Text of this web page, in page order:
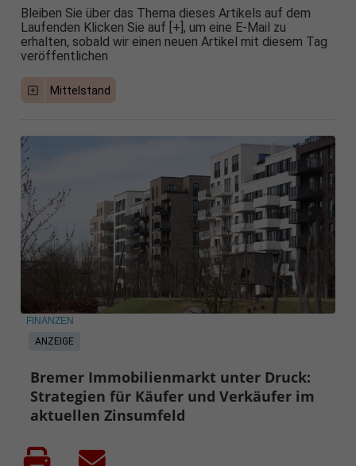
Bleiben Sie über das Thema dieses Artikels auf dem
Laufenden Klicken Sie auf [+], um eine E-Mail zu
erhalten, sobald wir einen neuen Artikel mit diesem Tag
veröffentlichen
Mittelstand
ANZEIGE
FINANZEN
Bremer Immobilienmarkt unter Druck:
Strategien für Käufer und Verkäufer im
aktuellen Zinsumfeld